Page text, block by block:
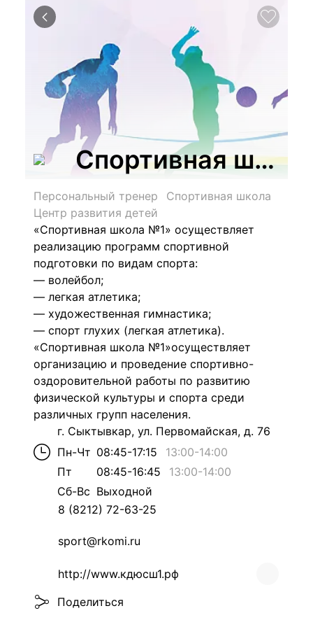
Спортивная
Персональный тренер
Спортивная школа
Центр развития детей
«Спортивная школа №1» осуществляет
реализацию программ спортивной
подготовки по видам спорта:
— волейбол;
— легкая атлетика;
— художественная гимнастика;
— спорт глухих (легкая атлетика).
«Спортивная школа №1»осуществляет
организацию и проведение спортивно-
оздоровительной работы по развитию
физической культуры и спорта среди
различных групп населения.
г. Сыктывкар, ул. Первомайская, д. 76
Пн-Чт 08:45-17:15 13:00-14:00
Пт
08:45-16:45 13:00-14:00
Сб-Вс Выходной
8 (8212) 72-63-25
sport@rkomi.ru
http://www.кдюсш1.рф
Поделиться